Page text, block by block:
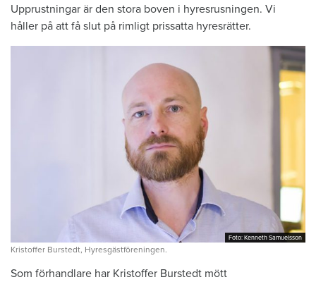
Upprustningar är den stora boven i hyresrusningen. Vi
håller på att få slut på rimligt prissatta hyresrätter.
Foto: Kenneth Samuelsson
Foto: Kenneth Samuelsson
Kristoffer Burstedt, Hyresgästföreningen.
Som förhandlare har Kristoffer Burstedt mött